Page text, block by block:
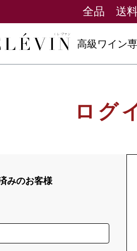
全品 送
高級ワイン
ログ
みのお客様